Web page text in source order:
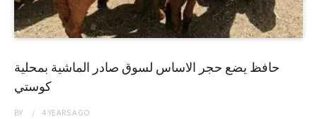
حافظ يضع حجر الاساس لسوق صادر الماشية بمحلية
كوستي
BY 4 YEARSAGO